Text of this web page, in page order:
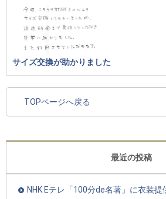
サイズ交換が助かりました
TOPページへ戻る
最近の投稿
NHK Eテレ「100分de名著」に衣装提